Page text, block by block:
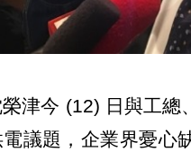
津今 (12) 日與工總
議題，企業界憂心